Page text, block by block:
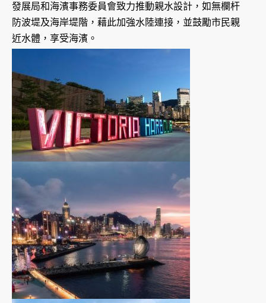
發展局和海濱事務委員會致力推動親水設計，如無欄杆
防波堤及海岸堤階，藉此加強水陸連接，並鼓勵市民親
近水體，享受海濱。